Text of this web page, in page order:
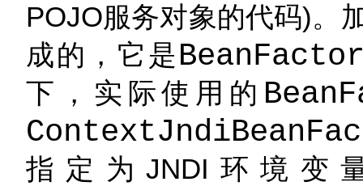
POJO服务对象的代码)。
成的，它是
下，实际使用的
指定为JNDI环境变